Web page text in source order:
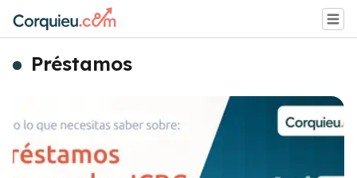
Préstamos